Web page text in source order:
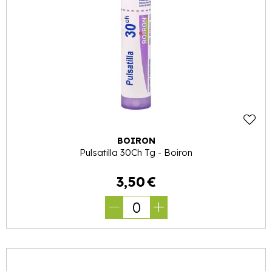
BOIRON
Pulsatilla 30Ch Tg - Boiron
3,50€
0